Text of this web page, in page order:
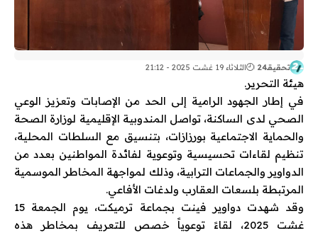
تحقيقـ24 الثلاثاء 19 غشت 2025 - 21:12
هيئة التحرير.
في إطار الجهود الرامية إلى الحد من الإصابات وتعزيز الوعي
الصحي لدى الساكنة، تواصل المندوبية الإقليمية لوزارة الصحة
والحماية الاجتماعية بورزازات، بتنسيق مع السلطات المحلية،
تنظيم لقاءات تحسيسية وتوعوية لفائدة المواطنين بعدد من
الدواوير والجماعات الترابية، وذلك لمواجهة المخاطر الموسمية
المرتبطة بلسعات العقارب ولدغات الأفاعي.
وقد شهدت دواوير فينت بجماعة ترميكت، يوم الجمعة 15
غشت 2025، لقاءً توعوياً خصص للتعريف بمخاطر هذه